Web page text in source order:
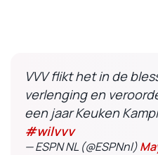
VVV flikt het in de
verlenging en
een jaar Keuken
#wilvvv
— ESPN NL (@ESPNnl)